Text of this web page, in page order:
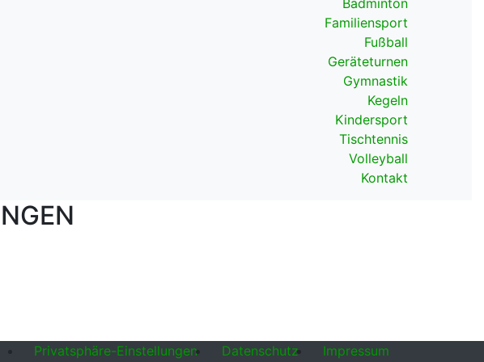
Badminton
Familiensport
Fußball
Geräteturnen
Gymnastik
Kegeln
Kindersport
Tischtennis
Volleyball
Kontakt
Privatsphäre-Einstellungen Datenschutz Impressum